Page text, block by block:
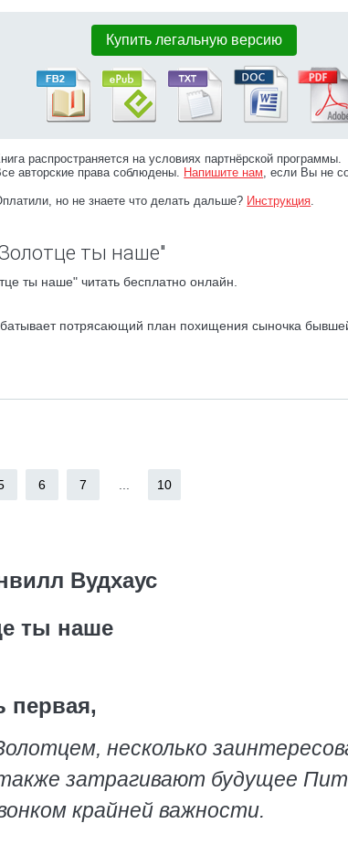
Купить легальную версию
распространяется на условиях партнёрской программы.
авторские права соблюдены. Напишите нам, если Вы не
но не знаете что делать дальше? Инструкция.
ты наше"
ты наше" читать бесплатно онлайн.
потрясающий план похищения сыночка
6 7 10
Вудхаус
ты наше
первая,
несколько
затрагивают будущее
крайней важности.